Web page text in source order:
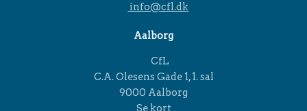
info@cfl.dk
Aalborg
CfL
C.A. Olesens Gade 1, 1. sal
9000 Aalborg
Se kort